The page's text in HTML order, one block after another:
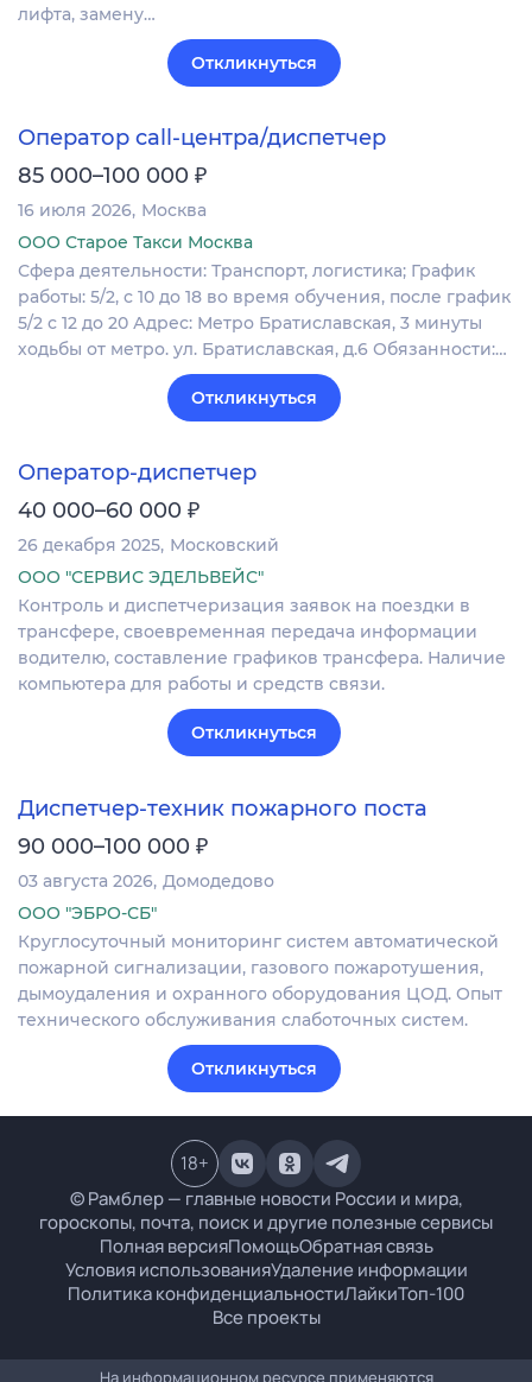
лифта, замену…
Откликнуться
Оператор call-центра/диспетчер
85 000–100 000 ₽
16 июля 2026 Москва
ООО Старое Такси Москва
Сфера деятельности: Транспорт, логистика; График
работы: 5/2, с 10 до 18 во время обучения, после график
5/2 с 12 до 20 Адрес: Метро Братиславская, 3 минуты
ходьбы от метро. ул. Братиславская, д.6 Обязанности:…
Откликнуться
Оператор-диспетчер
40 000–60 000 ₽
26 декабря 2025 Московский
ООО "СЕРВИС ЭДЕЛЬВЕЙС"
Контроль и диспетчеризация заявок на поездки в
трансфере, своевременная передача информации
водителю, составление графиков трансфера. Наличие
компьютера для работы и средств связи.
Откликнуться
Диспетчер-техник пожарного поста
90 000–100 000 ₽
03 августа 2026 Домодедово
ООО "ЭБРО-СБ"
Круглосуточный мониторинг систем автоматической
пожарной сигнализации, газового пожаротушения,
дымоудаления и охранного оборудования ЦОД. Опыт
технического обслуживания слаботочных систем.
Откликнуться
© Рамблер — главные новости России и мира,
гороскопы, почта, поиск и другие полезные сервисы
Полная версияПомощьОбратная связь
Условия использованияУдаление информации
Политика конфиденциальностиЛайкиТоп-100
Все проекты
18+
На информационном ресурсе применяются